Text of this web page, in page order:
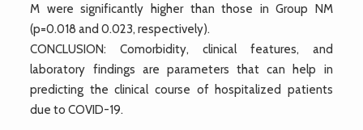
M were significantly higher than those in Group NM
(p=0.018 and 0.023, respectively).
CONCLUSION: Comorbidity, clinical features, and
laboratory findings are parameters that can help in
predicting the clinical course of hospitalized patients
due to COVID-19.